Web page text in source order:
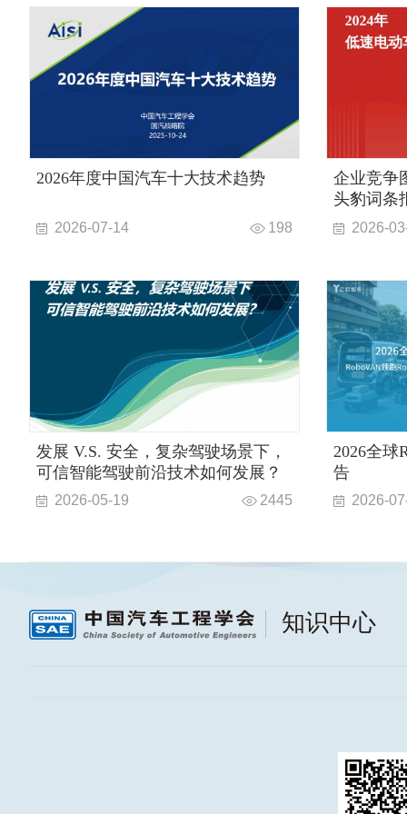
2026年度中国汽车十大技术趋势
2026-07-14 198
企业竞争
头豹词条
2026-
发展 V.S. 安全，复杂驾驶场景下，
可信智能驾驶前沿技术如何发展？
2026-05-19 2445
2026全球
告
2026-
知识中心